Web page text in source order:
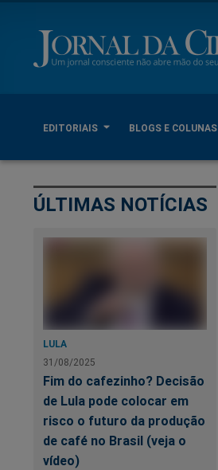
EDITORIAIS BLOGS E COLUNAS
ÚLTIMAS NOTÍCIAS
LULA
31/08/2025
Fim do cafezinho? Decisão
de Lula pode colocar em
risco o futuro da produção
de café no Brasil (veja o
vídeo)